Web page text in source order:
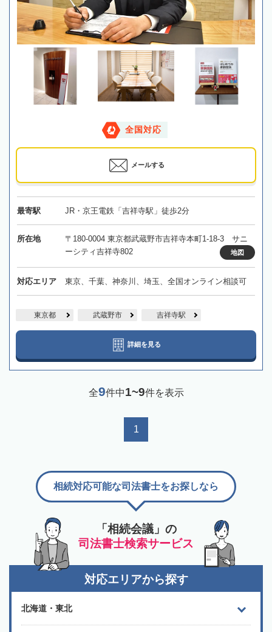
全国対応
メールする
最寄駅 JR・京王電鉄「吉祥寺駅」徒歩2分
所在地
〒180-0004 東京都武蔵野市吉祥寺本町1-18-3 サニ
ーシティ吉祥寺802
地図
対応エリア 東京、千葉、神奈川、埼玉、全国オンライン相談可
東京都 武蔵野市 吉祥寺駅
詳細を見る
全9件中1~9件を表示
1
「相続会議」の
司法書士検索サービス
相続対応可能な司法書士をお探しなら
対応エリアから探す
北海道・東北